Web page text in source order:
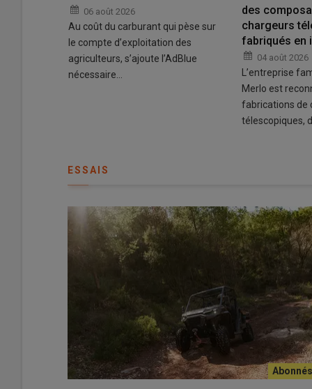
06 août 2026
Au coût du carburant qui pèse sur
le compte d’exploitation des
agriculteurs, s’ajoute l’AdBlue
nécessaire…
des
chargeurs
fabriqués en
04 août 2026
L’entreprise
Merlo est
fabrications de
télescopiques,
ESSAIS